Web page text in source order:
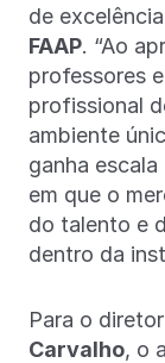
de
FAAP. “Ao
professores
profissional
ambiente
ganha
em que o
do talento e
dentro da
Para o
Carvalho, o